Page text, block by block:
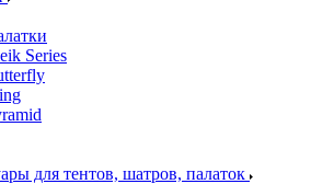
Series
для тентов, шатров, палаток